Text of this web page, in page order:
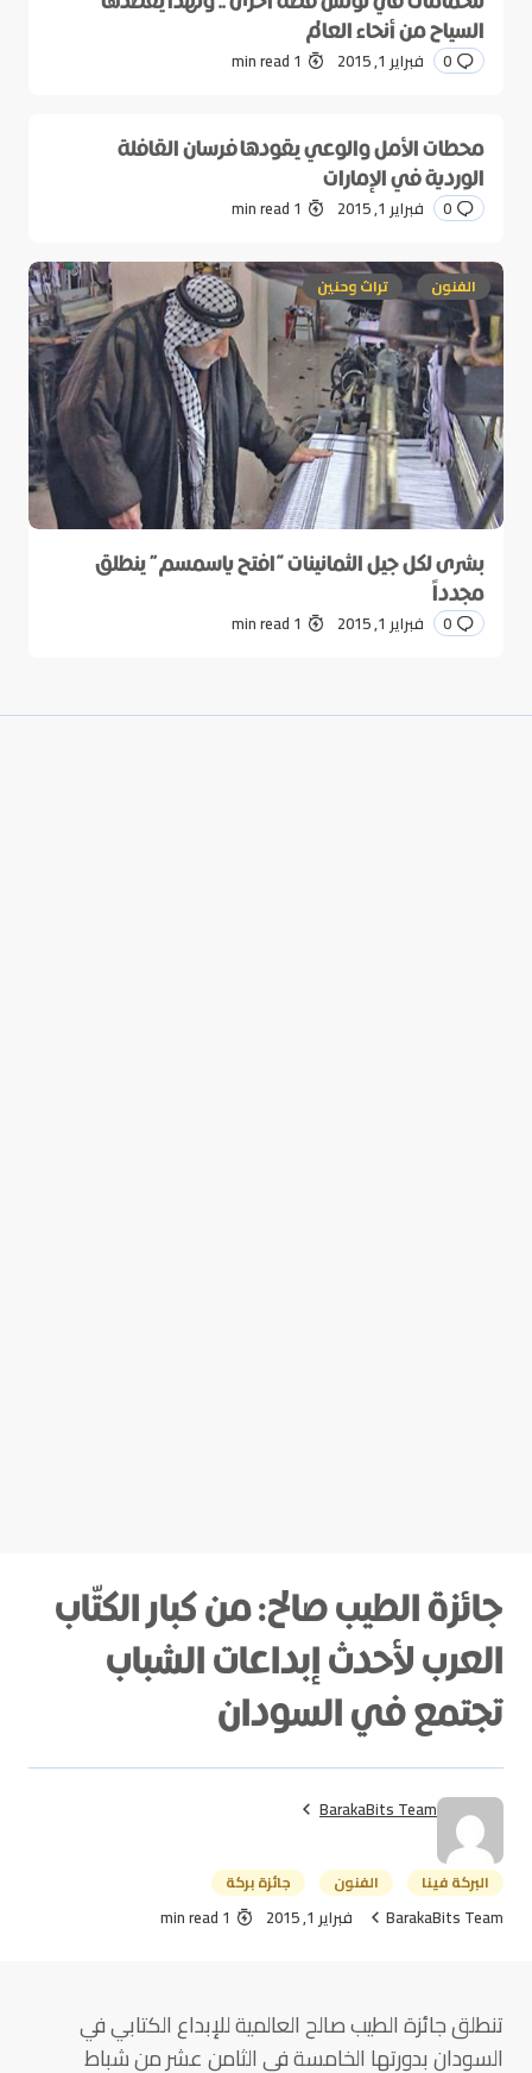
السياح من أنحاء العالم
0 فبراير 1, 2015 1 min read
محطات الأمل والوعي يقودها فرسان القافلة
الوردية في الإمارات
0 فبراير 1, 2015 1 min read
الفنون تراث وحنين
بشرى لكل جيل الثمانينات “افتح ياسمسم” ينطلق
مجدداً
0 فبراير 1, 2015 1 min read
جائزة الطيب صالح: من كبار الكتّاب
العرب لأحدث إبداعات الشباب
تجتمع في السودان
BarakaBits Team
البركة فينا الفنون جائزة بركة
BarakaBits Team فبراير 1, 2015 1 min read
تنطلق جائزة الطيب صالح العالمية للإبداع الكتابي في
السودان بدورتها الخامسة في الثامن عشر من شباط